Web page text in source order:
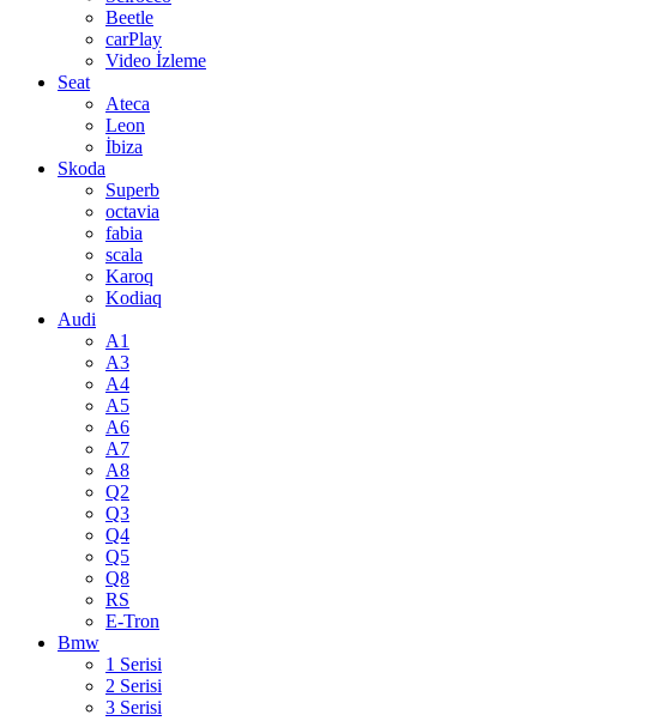
Beetle
carPlay
Video İzleme
Seat
Ateca
Leon
İbiza
Skoda
Superb
octavia
fabia
scala
Karoq
Kodiaq
Audi
A1
A3
A4
A5
A6
A7
A8
Q2
Q3
Q4
Q5
Q8
RS
E-Tron
Bmw
1 Serisi
2 Serisi
3 Serisi